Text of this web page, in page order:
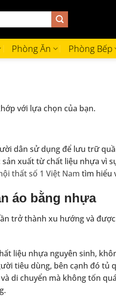
Phòng Ăn Phòng Bếp
với lựa chọn của bạn.
dân sử dụng để lưu trữ
xuất từ chất liệu nhựa vì
thất số 1 Việt Nam tìm hiểu
áo bằng nhựa
trở thành xu hướng và
liệu nhựa nguyên sinh,
tiêu dùng, bên cạnh đó
di chuyển mà không tốn